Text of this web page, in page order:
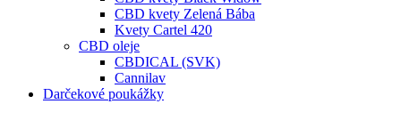
CBD kvety Zelená Bába
Kvety Cartel 420
CBD oleje
CBDICAL (SVK)
Cannilav
Darčekové poukážky